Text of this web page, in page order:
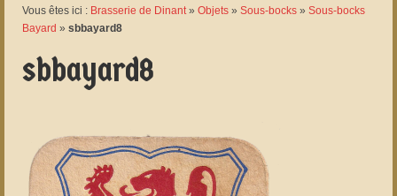
Vous êtes ici : Brasserie de Dinant» Objets » Sous-bocks » Sous-bocks
Bayard » sbbayard8
sbbayard8